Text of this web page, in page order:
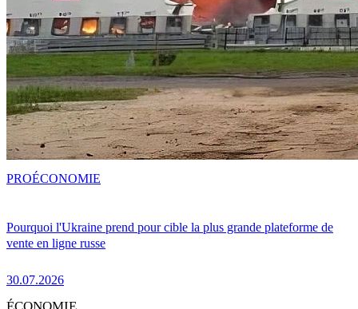
Pourquoi l'Ukraine prend pour cible la plus grande plateforme de
vente en ligne russe
30.07.2026
PROÉCONOMIE